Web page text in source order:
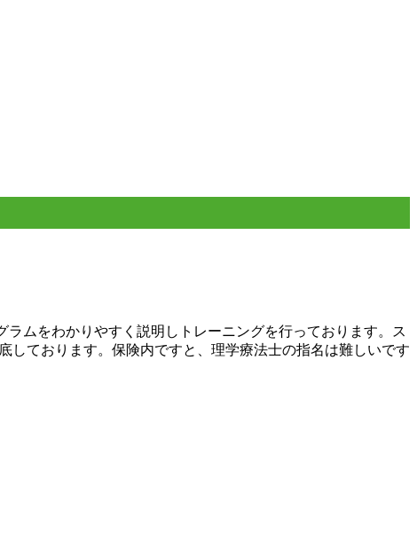
ムをわかりやすく説明しトレーニングを行っております。ス
しております。保険内ですと、理学療法士の指名は難しいです